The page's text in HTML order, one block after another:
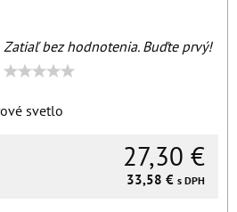
Zatiaľ bez hodnotenia. Buďte prvý!
svetlo
27,30 €
33,58 € s DPH